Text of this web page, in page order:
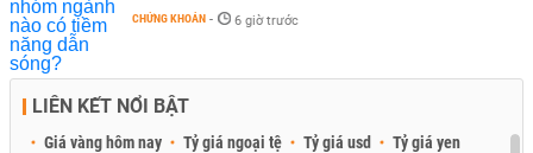
CHỨNG KHOÁN - 6 giờ trước
LIÊN KẾT NỔI BẬT
Giá vàng hôm nay Tỷ giá ngoại tệ Tỷ giá usd
Tỷ giá yen